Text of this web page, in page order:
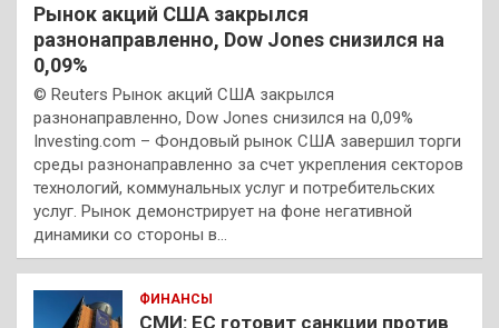
Рынок акций США закрылся
разнонаправленно, Dow Jones снизился на
0,09%
© Reuters Рынок акций США закрылся
разнонаправленно, Dow Jones снизился на 0,09%
Investing.com – Фондовый рынок США завершил торги
среды разнонаправленно за счет укрепления секторов
технологий, коммунальных услуг и потребительских
услуг. Рынок демонстрирует на фоне негативной
динамики со стороны в…
ФИНАНСЫ
СМИ: ЕС готовит санкции против